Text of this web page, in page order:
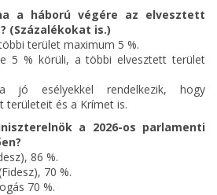
a háború végére az elvesztett
(Százalékokat is.)
terület maximum 5 %.
5 % körüli, a többi elvesztett terület
jó esélyekkel rendelkezik, hogy
területeit és a Krímet is.
a 2026-os parlamenti
86 %.
70 %.
70 %.